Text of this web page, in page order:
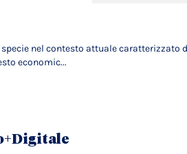
nel contesto attuale caratterizzato
economic...